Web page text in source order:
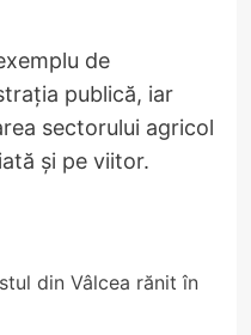
de
publică, iar
sectorului agricol
și pe viitor.
din Vâlcea rănit în